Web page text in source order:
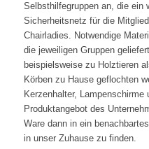
Selbsthilfegruppen an, die ein
Sicherheitsnetz für die
Chairladies. Notwendige
die jeweiligen Gruppen
beispielsweise zu Holztieren
Körben zu Hause geflochten
Kerzenhalter,
Produktangebot des
Ware dann in ein
in unser Zuhause zu finden.